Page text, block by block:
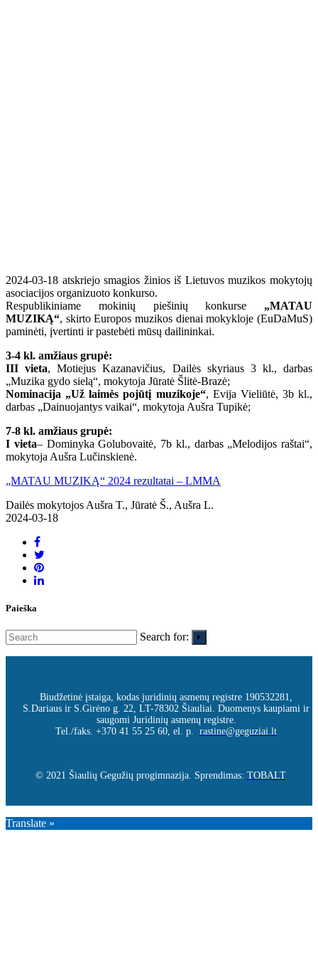
2024-03-18 atskriejo smagios žinios iš Lietuvos muzikos mokytojų
asociacijos organizuoto konkurso.
Respublikiniame mokinių piešinių konkurse „MATAU
MUZIKĄ“, skirto Europos muzikos dienai mokykloje (EuDaMuS)
paminėti, įvertinti ir pastebėti mūsų dailininkai.
3-4 kl. amžiaus grupė:
III vieta, Motiejus Kazanavičius, Dailės skyriaus 3 kl., darbas
„Muzika gydo sielą“, mokytoja Jūratė Šlitė-Brazė;
Nominacija „Už laimės pojūtį muzikoje“, Evija Vieliūtė, 3b kl.,
darbas „Dainuojantys vaikai“, mokytoja Aušra Tupikė;
7-8 kl. amžiaus grupė:
I vieta– Dominyka Golubovaitė, 7b kl., darbas „Melodijos raštai“,
mokytoja Aušra Lučinskienė.
„MATAU MUZIKĄ“ 2024 rezultatai – LMMA
Dailės mokytojos Aušra T., Jūratė Š., Aušra L.
2024-03-18
Paieška
Search for:
Biudžetinė įstaiga, kodas juridinių asmenų registre 190532281,
S.Dariaus ir S.Girėno g. 22, LT-78302 Šiauliai. Duomenys kaupiami ir
saugomi Juridinių asmenų registre.
Tel./faks. +370 41 55 25 60, el. p. rastine@geguziai.lt
© 2021 Šiaulių Gegužių progimnazija. Sprendimas: TOBALT
Translate »